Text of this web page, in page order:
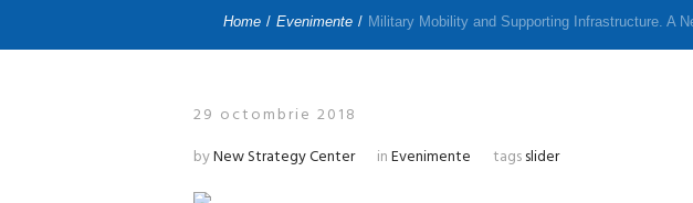
Home / Evenimente / Military Mobility and Supporting Infrastructure. A
29 octombrie 2018
byNew Strategy Center inEvenimente tagsslider